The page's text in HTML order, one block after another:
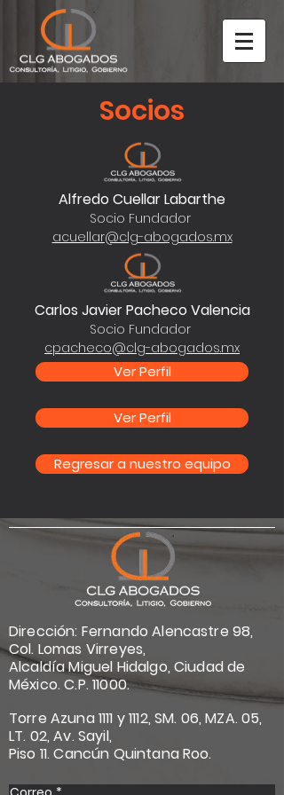
Socios
Alfredo Cuellar Labarthe
Socio Fundador
acuellar@clg-abogados.mx
Carlos Javier Pacheco Valencia
Socio Fundador
cpacheco@clg-abogados.mx
Ver Perfil
Ver Perfil
Regresar a nuestro equipo
Dirección: Fernando Alencastre 98,
Col. Lomas Virreyes,
Alcaldía Miguel Hidalgo, Ciudad de
México. C.P. 11000.
Torre Azuna 1111 y 1112, SM. 06, MZA. 05,
LT. 02, Av. Sayil,
Piso 11. Cancún Quintana Roo.